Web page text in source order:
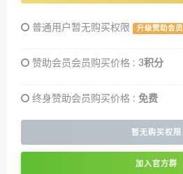
普通用户暂无购买权限 升级赞助会员
赞助会员会员购买价格 : 3积分
终身赞助会员购买价格 : 免费
暂无购买权限
加入官方群